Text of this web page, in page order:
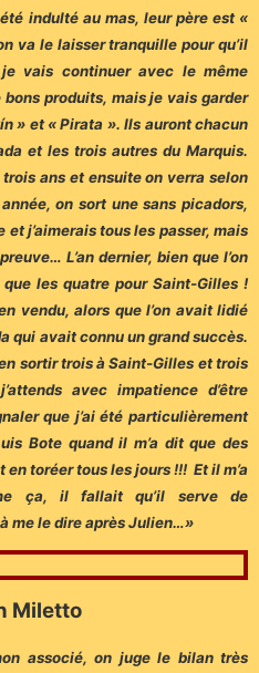
indulté au mas, leur père est «
va le laisser tranquille pour qu’il
je vais continuer avec le même
bons produits, mais je vais garder
» et « Pirata ». Ils auront chacun
et les trois autres du Marquis.
ans et ensuite on verra selon
on sort une sans picadors,
et j’aimerais tous les passer, mais
L’an dernier, bien que l’on
les quatre pour Saint-Gilles !
vendu, alors que l’on avait lidié
qui avait connu un grand succès.
sortir trois à Saint-Gilles et trois
avec impatience d’être
que j’ai été particulièrement
Bote quand il m’a dit que des
toréer tous les jours !!! Et il m’a
ça, il fallait qu’il serve de
me le dire après Julien…»
Miletto
associé, on juge le bilan très